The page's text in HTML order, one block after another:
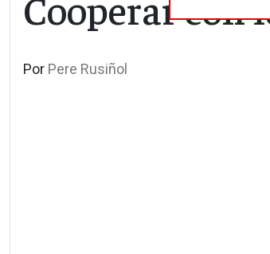
Por Pere Rusiñol